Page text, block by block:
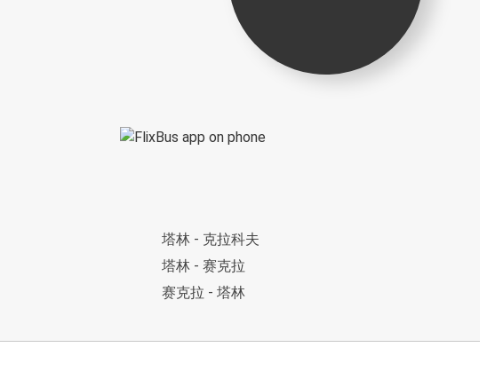
塔林 - 克拉科夫
塔林 - 赛克拉
赛克拉 - 塔林